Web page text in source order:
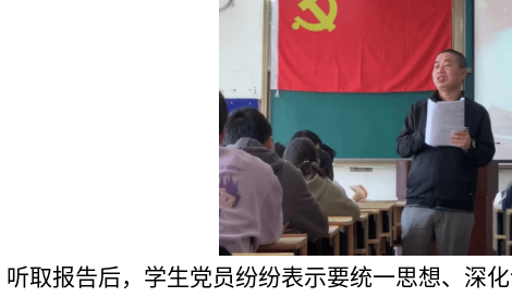
听取报告后，学生党员纷纷表示要统一思想、深